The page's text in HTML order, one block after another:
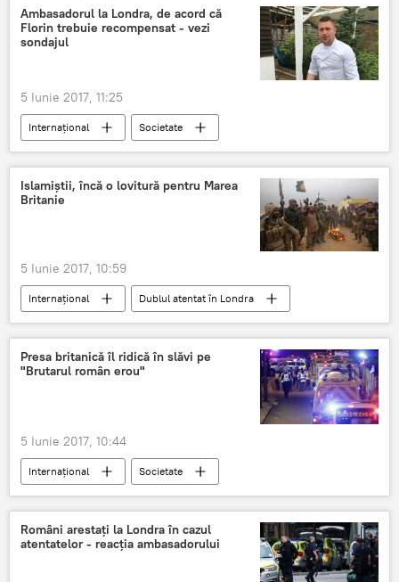
Ambasadorul la Londra, de acord că
Florin trebuie recompensat - vezi
sondajul
5 Iunie 2017, 11:25
Internaţional
Societate
Dublul atentat în Londra
Florin Morariu
Islamiștii, încă o lovitură pentru Marea
Britanie
5 Iunie 2017, 10:59
Internaţional
Dublul atentat în Londra
Marea Britanie
Islamism
Presa britanică îl ridică în slăvi pe
"Brutarul român erou"
5 Iunie 2017, 10:44
Internaţional
Societate
Dublul atentat în Londra
Florin Morariu
Români arestați la Londra în cazul
atentatelor - reacția ambasadorului